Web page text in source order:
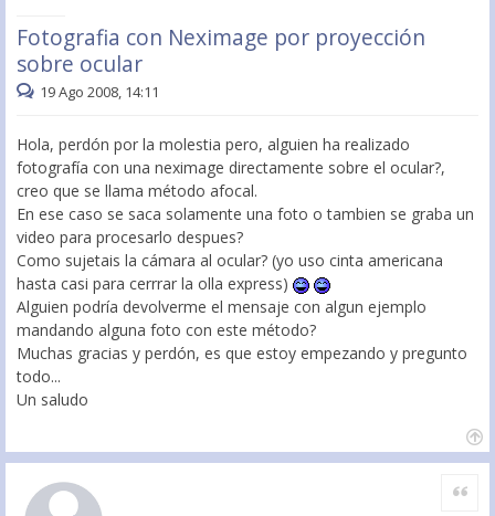
Fotografia con Neximage por proyección
sobre ocular
19 Ago 2008, 14:11
Hola, perdón por la molestia pero, alguien ha realizado
fotografía con una neximage directamente sobre el ocular?,
creo que se llama método afocal.
En ese caso se saca solamente una foto o tambien se graba un
video para procesarlo despues?
Como sujetais la cámara al ocular? (yo uso cinta americana
hasta casi para cerrrar la olla express)
Alguien podría devolverme el mensaje con algun ejemplo
mandando alguna foto con este método?
Muchas gracias y perdón, es que estoy empezando y pregunto
todo...
Un saludo
Citar